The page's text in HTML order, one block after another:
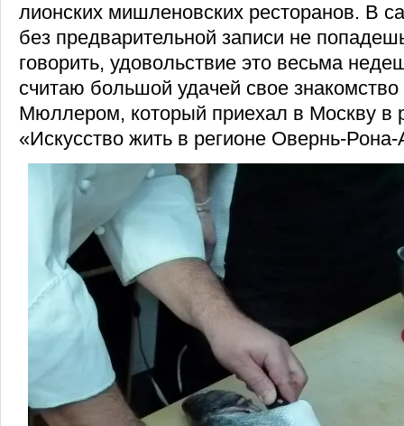
лионских мишленовских ресторанов. В
без предварительной записи не
говорить, удовольствие это весьма
считаю большой удачей свое
Мюллером, который приехал в Москву в
«Искусство жить в регионе Овернь-